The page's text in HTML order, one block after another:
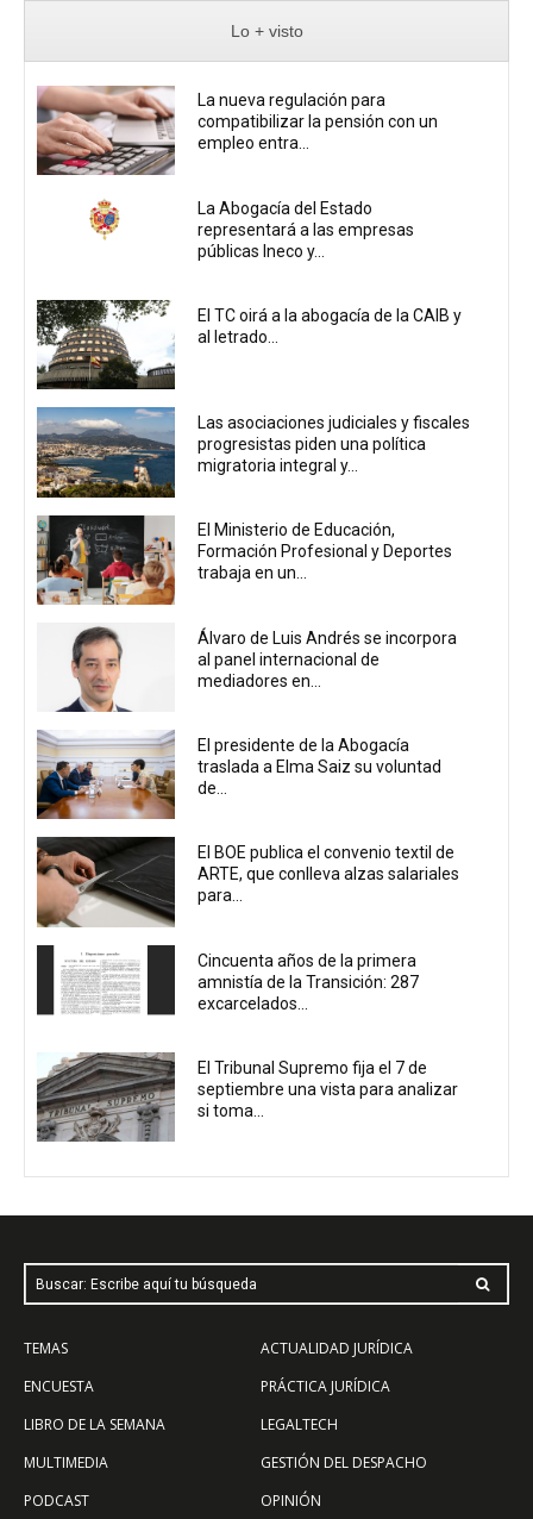
Lo + visto
La nueva regulación para
compatibilizar la pensión con un
empleo entra...
La Abogacía del Estado
representará a las empresas
públicas Ineco y...
El TC oirá a la abogacía de la CAIB y
al letrado...
Las asociaciones judiciales y fiscales
progresistas piden una política
migratoria integral y...
El Ministerio de Educación,
Formación Profesional y Deportes
trabaja en un...
Álvaro de Luis Andrés se incorpora
al panel internacional de
mediadores en...
El presidente de la Abogacía
traslada a Elma Saiz su voluntad
de...
El BOE publica el convenio textil de
ARTE, que conlleva alzas salariales
para...
Cincuenta años de la primera
amnistía de la Transición: 287
excarcelados...
El Tribunal Supremo fija el 7 de
septiembre una vista para analizar
si toma...
Buscar: Escribe aquí tu búsqueda
TEMAS
ENCUESTA
LIBRO DE LA SEMANA
MULTIMEDIA
PODCAST
ACTUALIDAD JURÍDICA
PRÁCTICA JURÍDICA
LEGALTECH
GESTIÓN DEL DESPACHO
OPINIÓN